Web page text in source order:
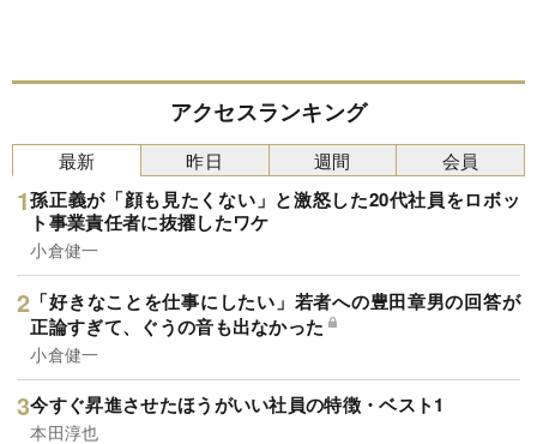
アクセスランキング
最新
孫正義が「顔も見たくない」と激怒した20代社員をロボッ
ト事業責任者に抜擢したワケ
小倉健一
「好きなことを仕事にしたい」若者への豊田章男の回答が
正論すぎて、ぐうの音も出なかった
小倉健一
今すぐ昇進させたほうがいい社員の特徴・ベスト1
本田淳也
昨日 週間 会員